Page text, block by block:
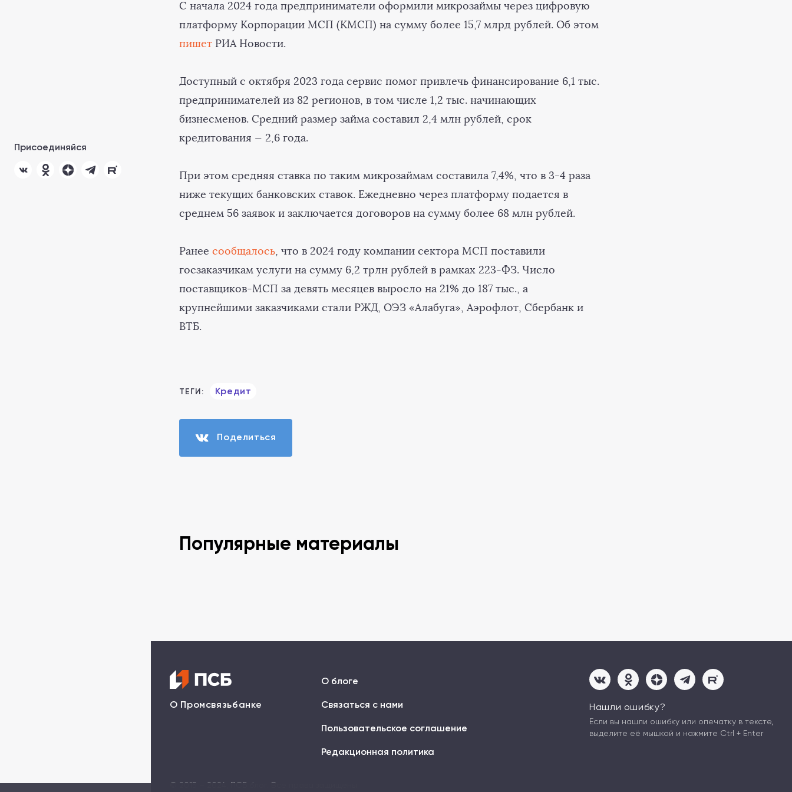
Присоединяйся
С начала 2024 года предприниматели оформили микрозаймы через цифровую
платформу Корпорации МСП (КМСП) на сумму более 15,7 млрд рублей. Об этом
пишет РИА Новости.
Доступный с октября 2023 года сервис помог привлечь финансирование 6,1 тыс.
предпринимателей из 82 регионов, в том числе 1,2 тыс. начинающих
бизнесменов. Средний размер займа составил 2,4 млн рублей, срок
кредитования — 2,6 года.
При этом средняя ставка по таким микрозаймам составила 7,4%, что в 3-4 раза
ниже текущих банковских ставок. Ежедневно через платформу подается в
среднем 56 заявок и заключается договоров на сумму более 68 млн рублей.
Ранее сообщалось, что в 2024 году компании сектора МСП поставили
госзаказчикам услуги на сумму 6,2 трлн рублей в рамках 223-ФЗ. Число
поставщиков-МСП за девять месяцев выросло на 21% до 187 тыс., а
крупнейшими заказчиками стали РЖД, ОЭЗ «Алабуга», Аэрофлот, Сбербанк и
ВТБ.
ТЕГИ: Кредит
Поделиться
Популярные материалы
О Промсвязьбанке
О блоге
Связаться с нами
Пользовательское соглашение
Редакционная политика
Нашли ошибку?
Если вы нашли ошибку или опечатку в тексте,
выделите её мышкой и нажмите Ctrl + Enter
© 2015 – 2024, ПСБ блог. Все права защищены